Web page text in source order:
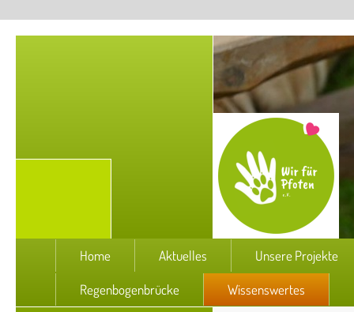
Home Aktuelles Unsere Projekte
Regenbogenbrücke Wissenswertes